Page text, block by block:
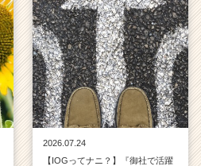
2026.07.24
【IOGってナニ？】『御社で活躍